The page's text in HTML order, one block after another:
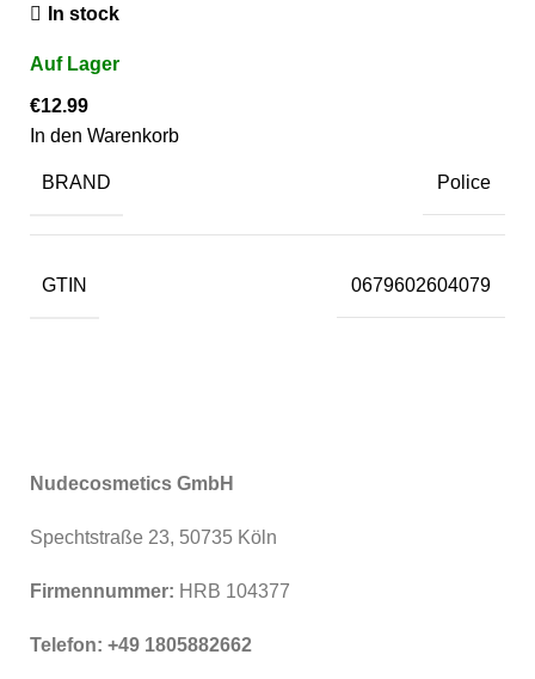
In stock
€12.99
In den Warenkorb
BRAND Police
GTIN 0679602604079
Nudecosmetics GmbH
Spechtstraße 23, 50735 Köln
Firmennummer: HRB 104377
Telefon: +49 1805882662